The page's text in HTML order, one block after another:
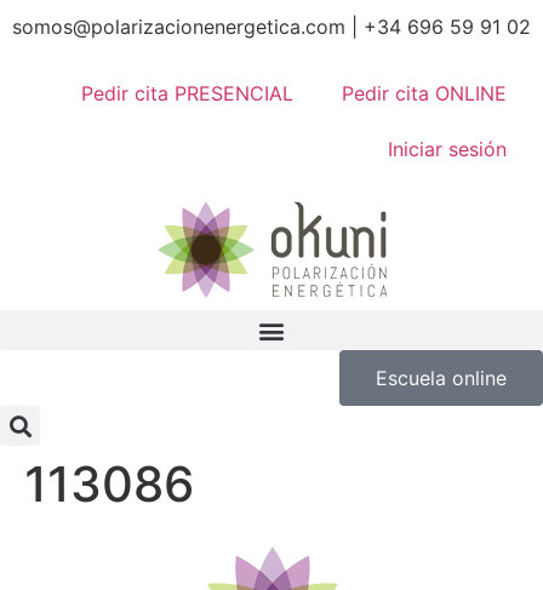
somos@polarizacionenergetica.com | +34 696 59 91 02
Pedir cita PRESENCIAL Pedir cita ONLINE
Iniciar sesión
Escuela online
113086